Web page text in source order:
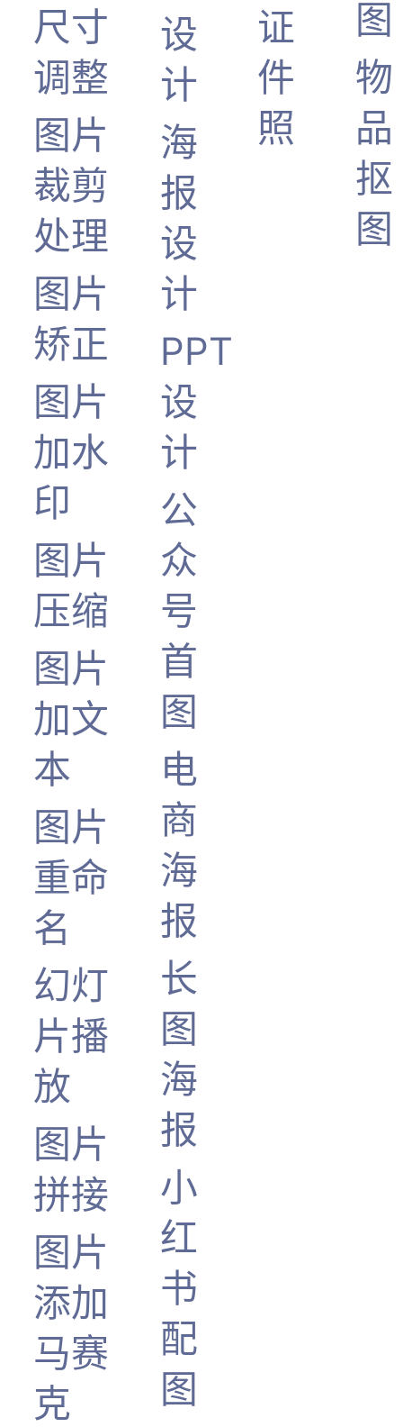
尺寸
调整
图片
裁剪
处理
图片
矫正
图片
加水
印
图片
压缩
图片
加文
本
图片
重命
名
幻灯
片播
放
图片
拼接
图片
添加
马赛
克
设
计
海
报
设
计
PPT
设
计
公
众
号
首
图
电
商
海
报
长
图
海
报
小
红
书
配
图
证
件
照
图
物
品
抠
图